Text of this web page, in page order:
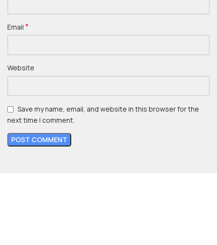
Email *
Website
Save my name, email, and website in this browser for the
next time I comment.